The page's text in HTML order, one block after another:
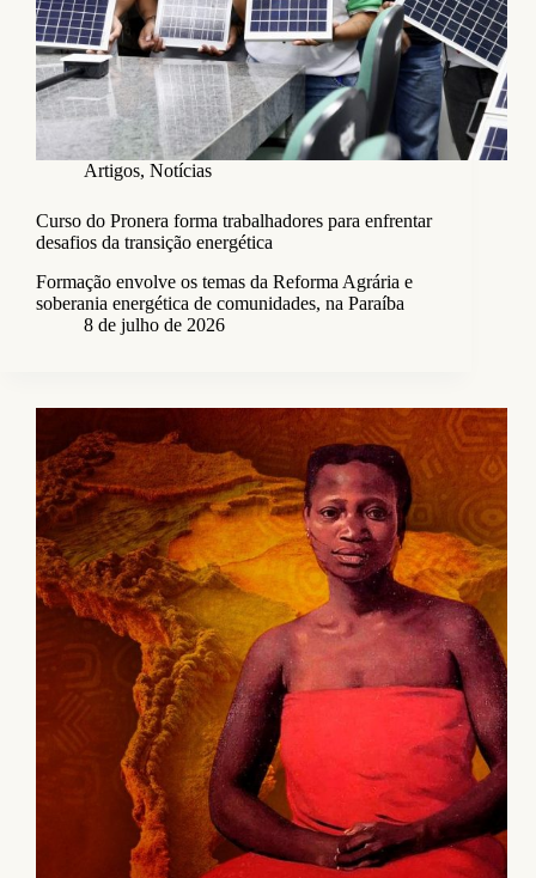
Artigos, Notícias
Curso do Pronera forma trabalhadores para enfrentar
desafios da transição energética
Formação envolve os temas da Reforma Agrária e
soberania energética de comunidades, na Paraíba
8 de julho de 2026